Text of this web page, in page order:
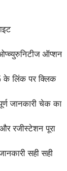
ऑप्शन
के लिंक पर क्लिक
जानकारी चेक का
रजीस्टेशन पूरा
सही सही